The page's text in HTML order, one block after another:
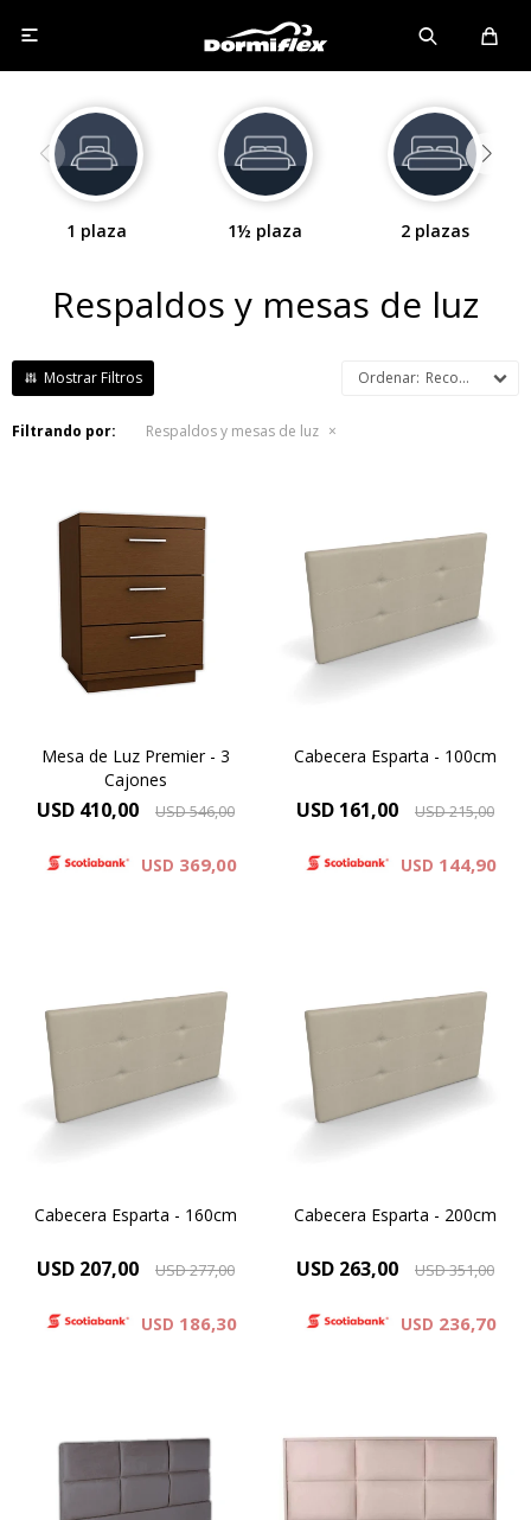

1 plaza 1½ plaza 2 plazas
Respaldos y mesas de luz
Recomendados
Filtrando por: Respaldos y mesas de luz
Diseños Personalizados.
Productos laminados en
cedro.
Mesa de Luz Premier - 3
Cajones
USD 410,00 USD546,00
USD 369,00
Productos tapizados en
Chenille y Eco-Cuero
Cabecera Esparta - 100cm
USD 161,00 USD215,00
USD 144,90
Productos tapizados en
Chenille y Eco-Cuero
Cabecera Esparta - 160cm
USD 207,00 USD277,00
USD 186,30
Productos tapizados en
Chenille y Eco-Cuero
Cabecera Esparta - 200cm
USD 263,00 USD351,00
USD 236,70
Simil Cuero : Colores Blanco y
Negro
Simil Cuero : Colores Blanco y